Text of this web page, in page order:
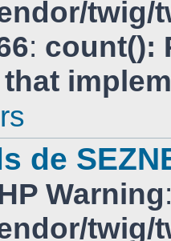
: count():
de
Warning